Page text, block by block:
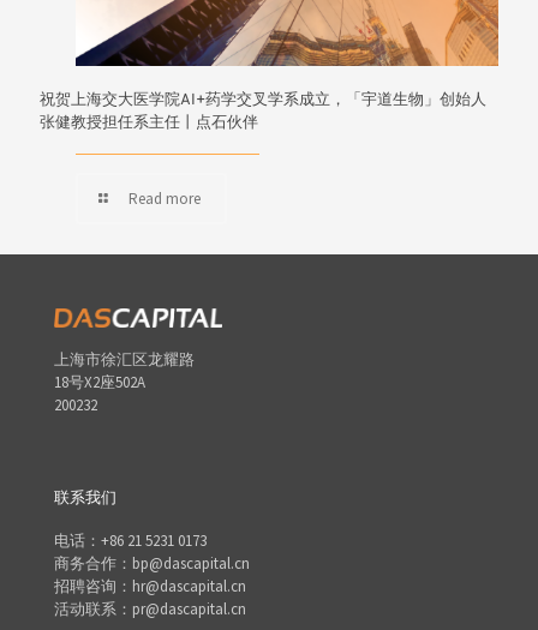
祝贺上海交大医学院AI+药学交叉学系成立，「宇道生物」创始人
张健教授担任系主任丨点石伙伴
Read more
上海市徐汇区龙耀路
18号X2座502A
200232
联系我们
电话：+86 21 5231 0173
商务合作：bp@dascapital.cn
招聘咨询：hr@dascapital.cn
活动联系：pr@dascapital.cn